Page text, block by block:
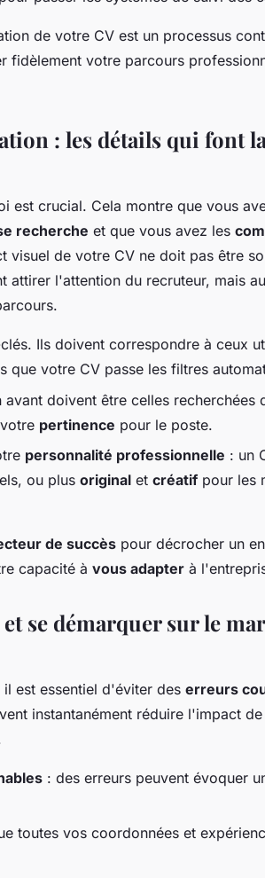
de votre CV est un processus
fidèlement votre parcours
: les détails qui font la
est crucial. Cela montre que vous
recherche et que vous avez les
visuel de votre CV ne doit pas être
attirer l'attention du recruteur, mais
Ils doivent correspondre à ceux
que votre CV passe les filtres
doivent être celles recherchées
pertinence pour le poste.
personnalité professionnelle : un
ou plus original et créatif pour les
de succès pour décrocher un
capacité à vous adapter à
se démarquer sur le
est essentiel d'éviter des erreurs
instantanément réduire l'impact
: des erreurs peuvent évoquer
toutes vos coordonnées et